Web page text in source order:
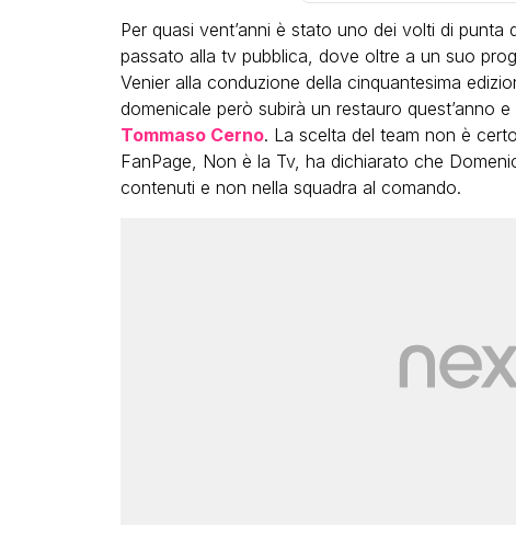
Per quasi vent’anni è stato uno dei volti di punta
passato alla tv pubblica, dove oltre a un suo
Venier alla conduzione della cinquantesima
domenicale però subirà un restauro quest’anno
Tommaso Cerno. La scelta del team non è
FanPage, Non è la Tv, ha dichiarato che
contenuti e non nella squadra al comando.